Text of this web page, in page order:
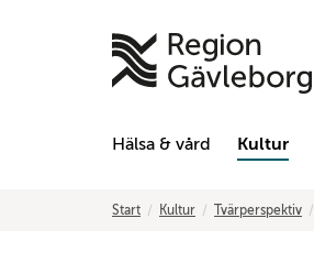
Hälsa & vård Kultur
Start Kultur Tvärperspektiv